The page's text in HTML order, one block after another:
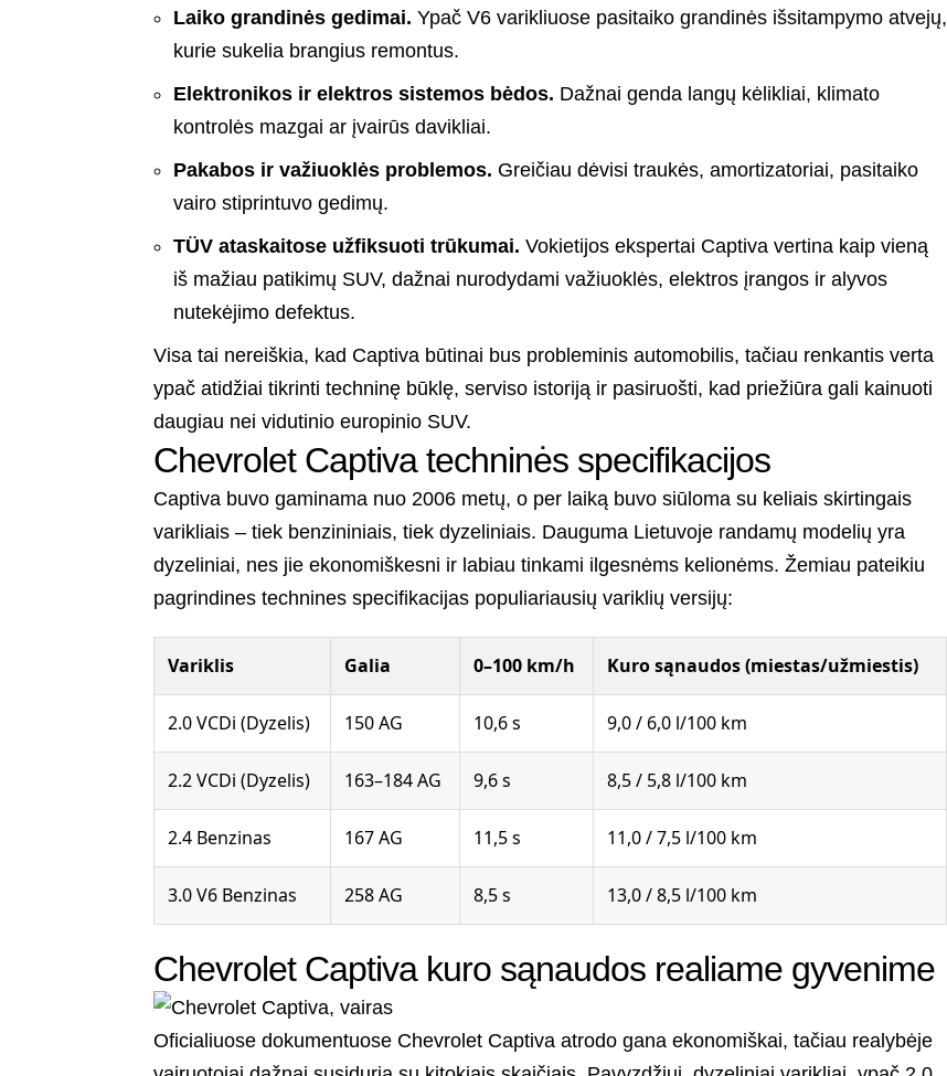
Laiko grandinės gedimai. Ypač V6 varikliuose pasitaiko grandinės išsitampymo atvejų,
kurie sukelia brangius remontus.
Elektronikos ir elektros sistemos bėdos. Dažnai genda langų kėlikliai, klimato
kontrolės mazgai ar įvairūs davikliai.
Pakabos ir važiuoklės problemos. Greičiau dėvisi traukės, amortizatoriai, pasitaiko
vairo stiprintuvo gedimų.
TÜV ataskaitose užfiksuoti trūkumai. Vokietijos ekspertai Captiva vertina kaip vieną
iš mažiau patikimų SUV, dažnai nurodydami važiuoklės, elektros įrangos ir alyvos
nutekėjimo defektus.
Visa tai nereiškia, kad Captiva būtinai bus probleminis automobilis, tačiau renkantis verta
ypač atidžiai tikrinti techninę būklę, serviso istoriją ir pasiruošti, kad priežiūra gali kainuoti
daugiau nei vidutinio europinio SUV.
Chevrolet Captiva techninės specifikacijos
Captiva buvo gaminama nuo 2006 metų, o per laiką buvo siūloma su keliais skirtingais
varikliais – tiek benzininiais, tiek dyzeliniais. Dauguma Lietuvoje randamų modelių yra
dyzeliniai, nes jie ekonomiškesni ir labiau tinkami ilgesnėms kelionėms. Žemiau pateikiu
pagrindines technines specifikacijas populiariausių variklių versijų:
Variklis Galia 0–100 km/h Kuro sąnaudos (miestas/užmiestis)
2.0 VCDi (Dyzelis) 150 AG 10,6 s 9,0 / 6,0 l/100 km
2.2 VCDi (Dyzelis) 163–184 AG 9,6 s 8,5 / 5,8 l/100 km
2.4 Benzinas 167 AG 11,5 s 11,0 / 7,5 l/100 km
3.0 V6 Benzinas 258 AG 8,5 s 13,0 / 8,5 l/100 km
Chevrolet Captiva kuro sąnaudos realiame gyvenime
Oficialiuose dokumentuose Chevrolet Captiva atrodo gana ekonomiškai, tačiau realybėje